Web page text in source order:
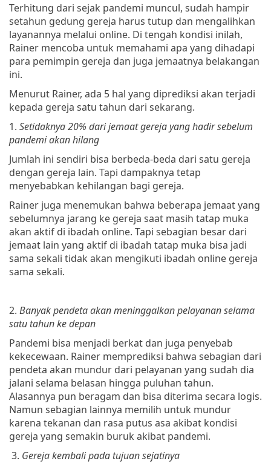
Terhitung dari sejak pandemi muncul, sudah hampir
setahun gedung gereja harus tutup dan mengalihkan
layanannya melalui online. Di tengah kondisi inilah,
Rainer mencoba untuk memahami apa yang dihadapi
para pemimpin gereja dan juga jemaatnya belakangan
ini.
Menurut Rainer, ada 5 hal yang diprediksi akan terjadi
kepada gereja satu tahun dari sekarang.
1. Setidaknya 20% dari jemaat gereja yang hadir sebelum
pandemi akan hilang
Jumlah ini sendiri bisa berbeda-beda dari satu gereja
dengan gereja lain. Tapi dampaknya tetap
menyebabkan kehilangan bagi gereja.
Rainer juga menemukan bahwa beberapa jemaat yang
sebelumnya jarang ke gereja saat masih tatap muka
akan aktif di ibadah online. Tapi sebagian besar dari
jemaat lain yang aktif di ibadah tatap muka bisa jadi
sama sekali tidak akan mengikuti ibadah online gereja
sama sekali.
2. Banyak pendeta akan meninggalkan pelayanan selama
satu tahun ke depan
Pandemi bisa menjadi berkat dan juga penyebab
kekecewaan. Rainer memprediksi bahwa sebagian dari
pendeta akan mundur dari pelayanan yang sudah dia
jalani selama belasan hingga puluhan tahun.
Alasannya pun beragam dan bisa diterima secara logis.
Namun sebagian lainnya memilih untuk mundur
karena tekanan dan rasa putus asa akibat kondisi
gereja yang semakin buruk akibat pandemi.
3. Gereja kembali pada tujuan sejatinya